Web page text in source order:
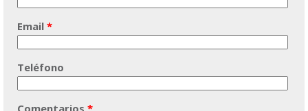
Email *
Teléfono
Comentarios *